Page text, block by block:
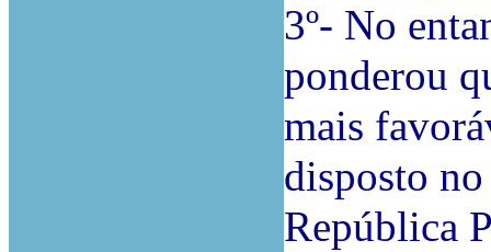
3º- No
ponderou
mais
disposto
República